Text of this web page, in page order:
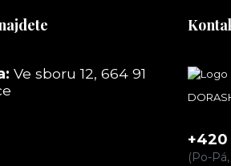
Ve sboru 12, 664 91
+420
(Po-